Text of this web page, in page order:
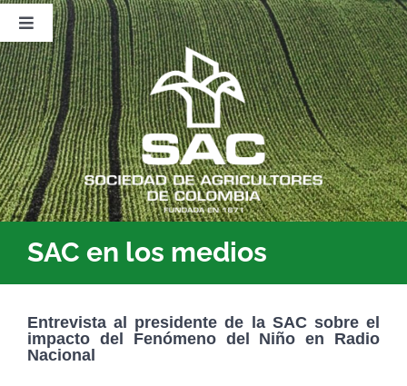
Saltar
contenido
Toggle
Navigation
Nosotros
Publicaciones
Sala de Prensa
Eventos
SAC en los medios
Entrevista al presidente de la SAC sobre el
impacto del Fenómeno del Niño en Radio
Nacional